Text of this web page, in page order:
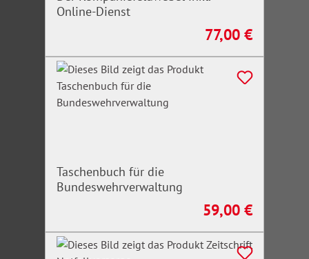
Online-Dienst
Regulärer Preis:
77,00 €
Taschenbuch für die
Bundeswehrverwaltung
Regulärer Preis:
59,00 €